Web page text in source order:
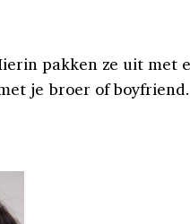
pakken ze uit met
je broer of boyfriend.